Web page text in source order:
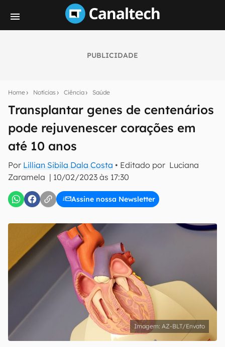
PUBLICIDADE
Home Notícias Ciência Saúde
Transplantar genes de centenários
pode rejuvenescer corações em
até 10 anos
Por Lillian Sibila Dala Costa • Editado por Luciana
Zaramela | 10/02/2023 às 17:30
Assine nossa Newsletter
notícias e reviews sobre tecnologia em primeira
E-mail
inscreva-se
Confirmo que li, aceito e concordo com os Termos de
Uso e Política de Privacidade do Canaltech.
AZ-BLT/Envato